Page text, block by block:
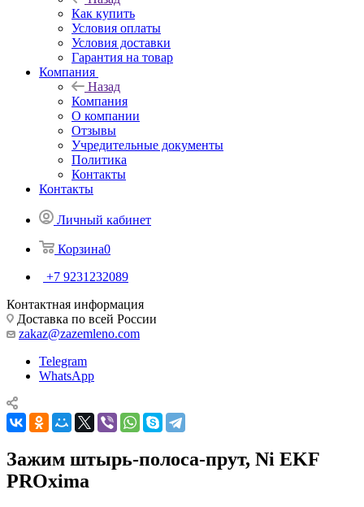
Как купить
Условия оплаты
Условия доставки
Гарантия на товар
Компания
Назад
Компания
О компании
Отзывы
Учредительные документы
Политика
Контакты
Контакты
Личный кабинет
Корзина0
+7 9231232089
Контактная информация
Доставка по всей России
zakaz@zazemleno.com
Telegram
WhatsApp
Зажим штырь-полоса-прут, Ni EKF
PROxima